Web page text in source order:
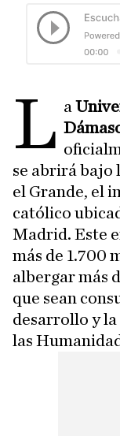
L a
se abrirá bajo
el Grande, el
católico
Madrid. Este
más de 1.700
albergar más
que sean
desarrollo y la
las